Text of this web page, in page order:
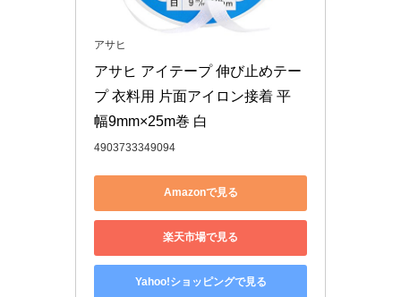
アサヒ
アサヒ アイテープ 伸び止めテー
プ 衣料用 片面アイロン接着 平
幅9mm×25m巻 白
4903733349094
Amazonで見る
楽天市場で見る
Yahoo!ショッピングで見る